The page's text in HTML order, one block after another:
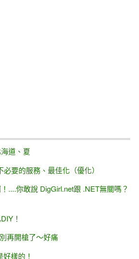
上教學 免費試聽 教學視頻
API測試工具 Http Fuzzing - VS2026/
- 臺北商業大學 資訊管理系 427小時
Copilot能學會ASP.NET MVC嗎？30分
式設計嗎？免費4小時實戰課程 看自
)